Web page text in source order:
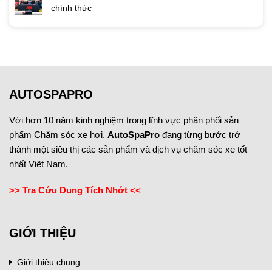
chính thức
AUTOSPAPRO
Với hơn 10 năm kinh nghiệm trong lĩnh vực phân phối sản
phẩm Chăm sóc xe hơi. AutoSpaPro đang từng bước trở
thành một siêu thị các sản phẩm và dịch vụ chăm sóc xe tốt
nhất Việt Nam.
>> Tra Cứu Dung Tích Nhớt <<
GIỚI THIỆU
Giới thiệu chung